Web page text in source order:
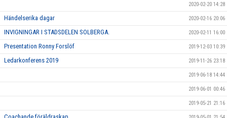
2020-02-20 14:28
Händelserika dagar 2020-02-16 20:06
INVIGNINGAR I STADSDELEN SOLBERGA. 2020-02-11 16:00
Presentation Ronny Forslöf 2019-12-03 10:39
Ledarkonferens 2019 2019-11-26 23:18
2019-06-18 14:44
2019-06-01 00:46
2019-05-21 21:16